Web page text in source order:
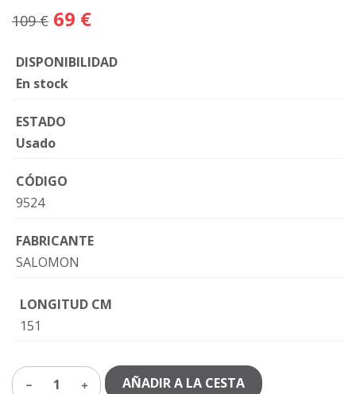
109 € 69 €
DISPONIBILIDAD
En stock
ESTADO
Usado
CÓDIGO
9524
FABRICANTE
SALOMON
LONGITUD CM
151
1 AÑADIR A LA CESTA